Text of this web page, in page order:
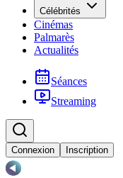
Célébrités
Cinémas
Palmarès
Actualités
Séances
Streaming
Connexion Inscription